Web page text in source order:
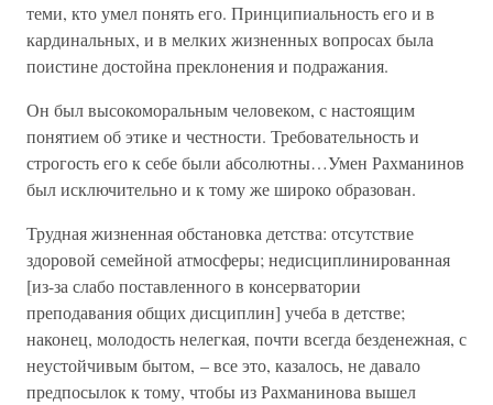
теми, кто умел понять его. Принципиальность его и в
кардинальных, и в мелких жизненных вопросах была
поистине достойна преклонения и подражания.
Он был высокоморальным человеком, с настоящим
понятием об этике и честности. Требовательность и
строгость его к себе были абсолютны…Умен Рахманинов
был исключительно и к тому же широко образован.
Трудная жизненная обстановка детства: отсутствие
здоровой семейной атмосферы; недисциплинированная
[из-за слабо поставленного в консерватории
преподавания общих дисциплин] учеба в детстве;
наконец, молодость нелегкая, почти всегда безденежная, с
неустойчивым бытом, – все это, казалось, не давало
предпосылок к тому, чтобы из Рахманинова вышел